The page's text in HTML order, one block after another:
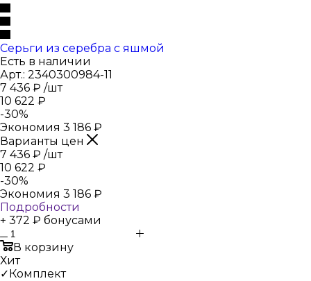
Серьги из серебра с яшмой
Есть в наличии
Арт.: 2340300984-11
7 436 ₽ /шт
10 622 ₽
-30%
Экономия 3 186 ₽
Варианты цен
7 436 ₽ /шт
10 622 ₽
-30%
Экономия 3 186 ₽
Подробности
+ 372 ₽ бонусами
В корзину
Хит
✓Комплект